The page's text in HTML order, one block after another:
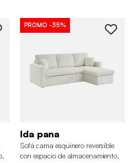
PROMO -35%
Ida pana
Sofá cama esquinero reversible
con espacio de almacenamiento,